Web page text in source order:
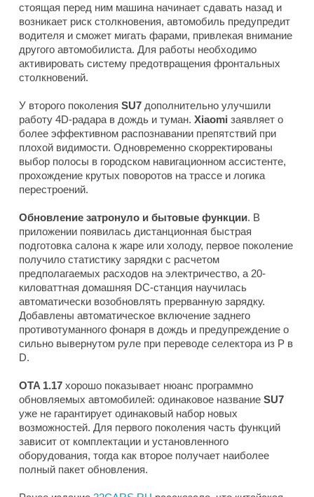
стоящая перед ним машина начинает сдавать назад и
возникает риск столкновения, автомобиль предупредит
водителя и сможет мигать фарами, привлекая внимание
другого автомобилиста. Для работы необходимо
активировать систему предотвращения фронтальных
столкновений.
У второго поколения SU7 дополнительно улучшили
работу 4D-радара в дождь и туман. Xiaomi заявляет о
более эффективном распознавании препятствий при
плохой видимости. Одновременно скорректированы
выбор полосы в городском навигационном ассистенте,
прохождение крутых поворотов на трассе и логика
перестроений.
Обновление затронуло и бытовые функции. В
приложении появилась дистанционная быстрая
подготовка салона к жаре или холоду, первое поколение
получило статистику зарядки с расчетом
предполагаемых расходов на электричество, а 20-
киловаттная домашняя DC-станция научилась
автоматически возобновлять прерванную зарядку.
Добавлены автоматическое включение заднего
противотуманного фонаря в дождь и предупреждение о
сильно вывернутом руле при переводе селектора из P в
D.
OTA 1.17 хорошо показывает нюанс программно
обновляемых автомобилей: одинаковое название SU7
уже не гарантирует одинаковый набор новых
возможностей. Для первого поколения часть функций
зависит от комплектации и установленного
оборудования, тогда как второе получает наиболее
полный пакет обновления.